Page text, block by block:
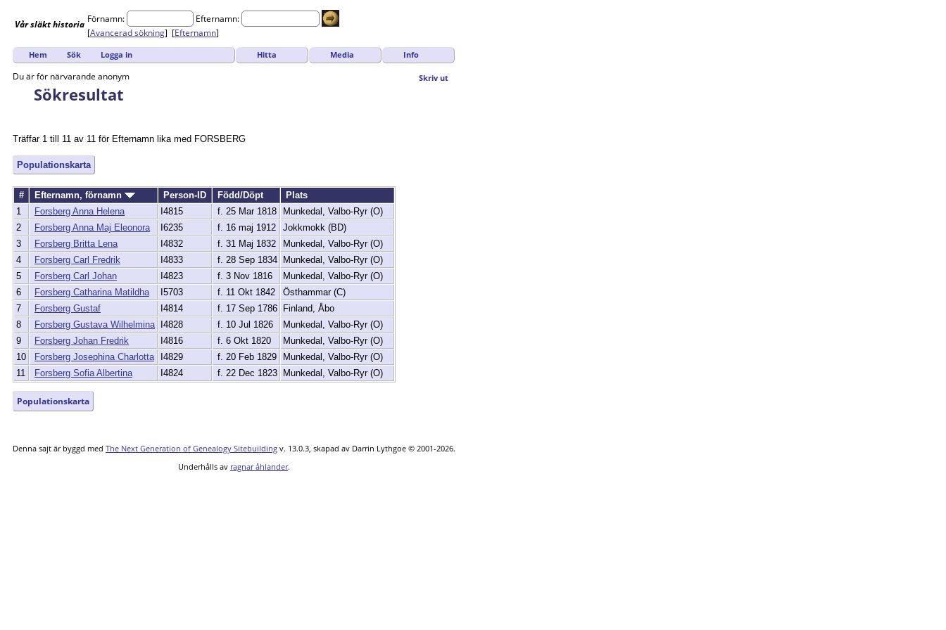
Vårsläkthistoria Förnamn:
Efternamn:
[Avancerad sökning] [Efternamn]
Hem Sök Logga in Hitta Media Info
Skriv ut
Du är för närvarande anonym
Sökresultat
Träffar 1 till 11 av 11 för Efternamn lika med FORSBERG
Populationskarta
# Efternamn, förnamn Person-ID Född/Döpt
Plats
1
Forsberg Anna Helena I4815 f. 25 Mar 1818
Munkedal, Valbo-Ryr (O)
2
Forsberg Anna Maj Eleonora I6235 f. 16 maj 1912
Jokkmokk (BD)
3
Forsberg Britta Lena I4832 f. 31 Maj 1832
Munkedal, Valbo-Ryr (O)
4
Forsberg Carl Fredrik I4833 f. 28 Sep 1834 Munkedal, Valbo-Ryr (O)
5
Forsberg Carl Johan I4823 f. 3 Nov 1816
Munkedal, Valbo-Ryr (O)
6
Forsberg Catharina Matildha I5703 f. 11 Okt 1842
Östhammar (C)
7
Forsberg Gustaf I4814 f. 17 Sep 1786 Finland, Åbo
8
Forsberg Gustava Wilhelmina I4828 f. 10 Jul 1826
Munkedal, Valbo-Ryr (O)
9
Forsberg Johan Fredrik I4816 f. 6 Okt 1820
Munkedal, Valbo-Ryr (O)
10
Forsberg Josephina Charlotta I4829 f. 20 Feb 1829
Munkedal, Valbo-Ryr (O)
11
Forsberg Sofia Albertina I4824 f. 22 Dec 1823 Munkedal, Valbo-Ryr (O)
Populationskarta
Denna sajt är byggd med The Next Generation of Genealogy Sitebuilding v. 13.0.3, skapad av Darrin Lythgoe © 2001-2026.
Underhålls av ragnar åhlander.